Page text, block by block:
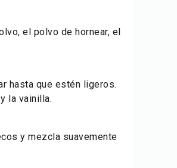
el polvo de hornear, el
hasta que estén ligeros.
la vainilla.
y mezcla suavemente